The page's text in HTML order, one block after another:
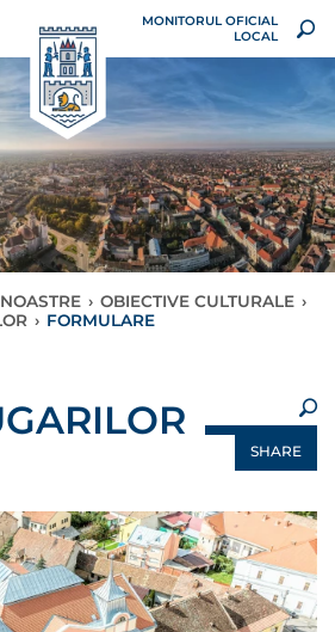
MONITORUL OFICIAL
LOCAL
› OBIECTIVE CULTURALE ›
› FORMULARE
SHARE